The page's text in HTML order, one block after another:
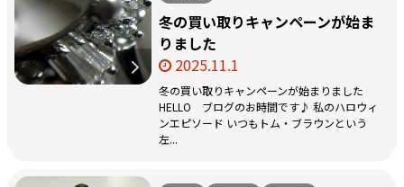
冬の買い取りキャンペーンが始ま
りました
2025.11.1
冬の買い取りキャンペーンが始まりました
HELLO ブログのお時間です♪ 私のハロウィ
ンエピソード いつもトム・ブラウンという
左...